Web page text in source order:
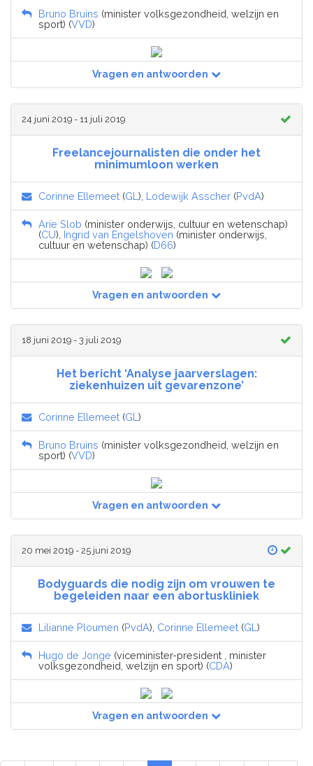
Bruno Bruins (minister volksgezondheid, welzijn en
sport) (VVD)
Vragen en antwoorden
24 juni 2019 - 11 juli 2019
Freelancejournalisten die onder het
minimumloon werken
Corinne Ellemeet (GL ), Lodewijk Asscher (PvdA)
Arie Slob (minister onderwijs, cultuur en wetenschap)
(CU), Ingrid van Engelshoven (minister onderwijs,
cultuur en wetenschap) (D66)
Vragen en antwoorden
18 juni 2019 - 3 juli 2019
Het bericht ‘Analyse jaarverslagen:
ziekenhuizen uit gevarenzone’
Corinne Ellemeet (GL )
Bruno Bruins (minister volksgezondheid, welzijn en
sport) (VVD)
Vragen en antwoorden
20 mei 2019 - 25 juni 2019
Bodyguards die nodig zijn om vrouwen te
begeleiden naar een abortuskliniek
Lilianne Ploumen (PvdA), Corinne Ellemeet (GL )
Hugo de Jonge (viceminister-president , minister
volksgezondheid, welzijn en sport) (CDA)
Vragen en antwoorden